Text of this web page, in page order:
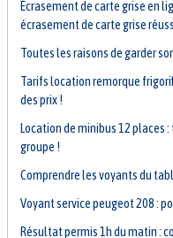
Écrasement de carte grise en
écrasement de carte grise
Toutes les raisons de garder
Tarifs location remorque
des prix !
Location de minibus 12 places
groupe !
Comprendre les voyants du
Voyant service peugeot 208 :
Résultat permis 1h du matin :